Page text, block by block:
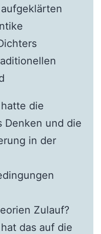
die
Denken und die
in der
Zulauf?
das auf die